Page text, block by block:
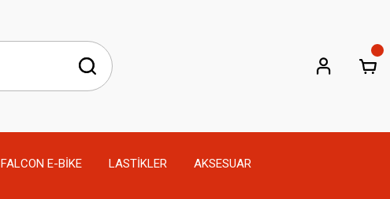
FALCON E-BİKE LASTİKLER AKSESUAR